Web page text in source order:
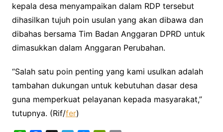
kepala desa menyampaikan dalam RDP tersebut
dihasilkan tujuh poin usulan yang akan dibawa dan
dibahas bersama Tim Badan Anggaran DPRD untuk
dimasukkan dalam Anggaran Perubahan.
“Salah satu poin penting yang kami usulkan adalah
tambahan dukungan untuk kebutuhan dasar desa
guna memperkuat pelayanan kepada masyarakat,”
tutupnya. (Rif/fer)